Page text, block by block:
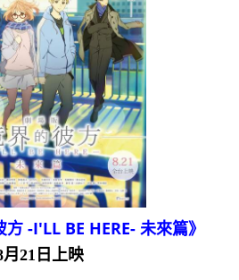
方 -I'LL BE HERE- 未來篇》
月21日上映